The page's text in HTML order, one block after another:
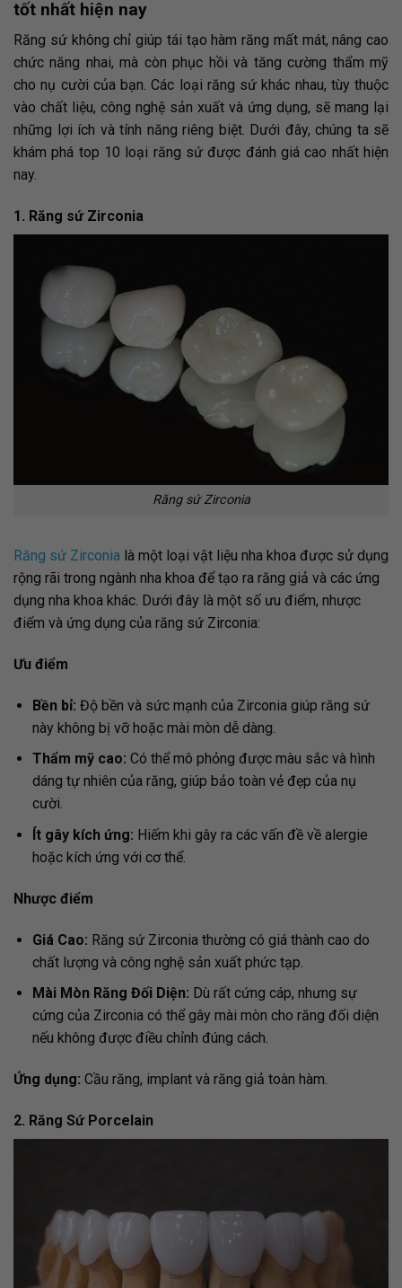
tốt nhất hiện nay
Răng sứ không chỉ giúp tái tạo hàm răng mất mát, nâng cao
chức năng nhai, mà còn phục hồi và tăng cường thẩm mỹ
cho nụ cười của bạn. Các loại răng sứ khác nhau, tùy thuộc
vào chất liệu, công nghệ sản xuất và ứng dụng, sẽ mang lại
những lợi ích và tính năng riêng biệt. Dưới đây, chúng ta sẽ
khám phá top 10 loại răng sứ được đánh giá cao nhất hiện
nay.
1. Răng sứ Zirconia
Răng sứ Zirconia
Răng sứ Zirconia là một loại vật liệu nha khoa được sử dụng
rộng rãi trong ngành nha khoa để tạo ra răng giả và các ứng
dụng nha khoa khác. Dưới đây là một số ưu điểm, nhược
điểm và ứng dụng của răng sứ Zirconia:
Ưu điểm
Bền bỉ: Độ bền và sức mạnh của Zirconia giúp răng sứ
này không bị vỡ hoặc mài mòn dễ dàng.
Thẩm mỹ cao: Có thể mô phỏng được màu sắc và hình
dáng tự nhiên của răng, giúp bảo toàn vẻ đẹp của nụ
cười.
Ít gây kích ứng: Hiếm khi gây ra các vấn đề về alergie
hoặc kích ứng với cơ thể.
Nhược điểm
Giá Cao: Răng sứ Zirconia thường có giá thành cao do
chất lượng và công nghệ sản xuất phức tạp.
Mài Mòn Răng Đối Diện: Dù rất cứng cáp, nhưng sự
cứng của Zirconia có thể gây mài mòn cho răng đối diện
nếu không được điều chỉnh đúng cách.
Ứng dụng: Cầu răng, implant và răng giả toàn hàm.
2. Răng Sứ Porcelain